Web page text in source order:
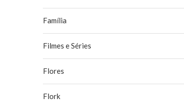
Família
Filmes e Séries
Flores
Flork